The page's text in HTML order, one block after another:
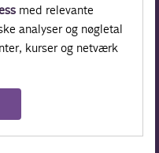
med relevante
analyser og nøgletal
kurser og netværk